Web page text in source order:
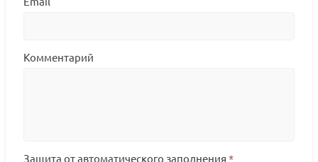
Комментарий
Защита от автоматического заполнения *